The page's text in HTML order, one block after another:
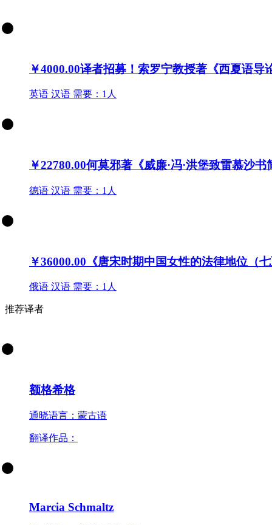
￥4000.00译者招募！索罗宁教授著《西夏语导
英语 汉语 需要：1人
￥22780.00何莫邪著《威廉·冯·洪堡致雷慕沙
德语 汉语 需要：1人
￥36000.00 《唐宋时期中国女性的法律地位（
俄语 汉语 需要：1人
推荐译者
额格希格
通晓语言：蒙古语
翻译作品：
Marcia Schmaltz